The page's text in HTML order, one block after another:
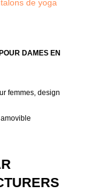
DAMES EN
femmes, design